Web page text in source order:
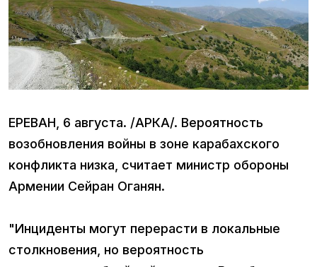
ЕРЕВАН, 6 августа. /АРКА/. Вероятность
возобновления войны в зоне карабахского
конфликта низка, считает министр обороны
Армении Сейран Оганян.
"Инциденты могут перерасти в локальные
столкновения, но вероятность